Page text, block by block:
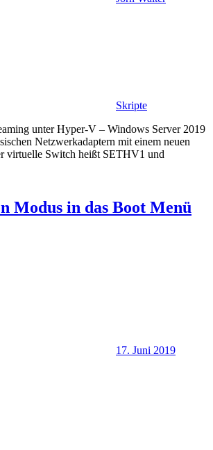
Skripte
unter Hyper-V – Windows Server 2019
Netzwerkadaptern mit einem neuen
virtuelle Switch heißt SETHV1 und
Modus in das Boot Menü
17. Juni 2019